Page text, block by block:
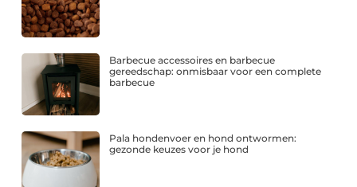
Barbecue accessoires en barbecue
gereedschap: onmisbaar voor een complete
barbecue
Pala hondenvoer en hond ontwormen:
gezonde keuzes voor je hond